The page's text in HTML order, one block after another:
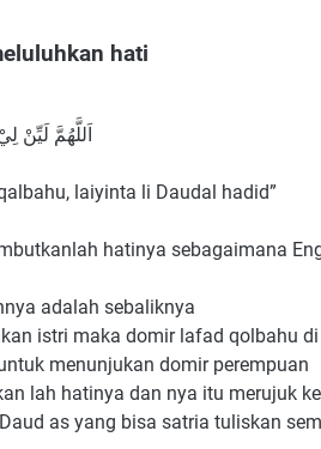
hati
اَللَّهُمَّ لَيِّنْ
laiyinta li Daudal hadid”
hatinya sebagaimana
adalah sebaliknya
istri maka domir lafad qolbahu
menunjukan domir perempuan
lah hatinya dan nya itu merujuk
as yang bisa satria tuliskan